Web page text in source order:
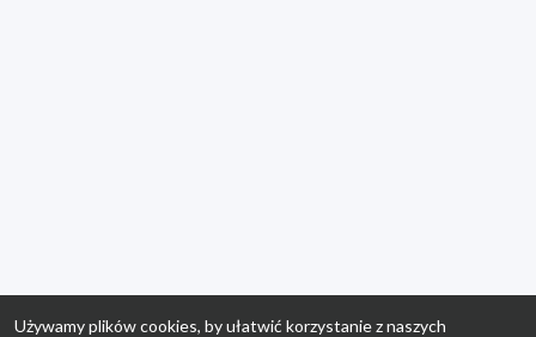
Używamy plików cookies, by ułatwić korzystanie z naszych